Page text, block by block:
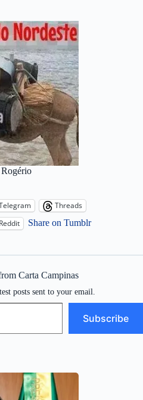
Threads
Reddit Share on Tumblr
Carta Campinas
posts sent to your email.
Subscribe